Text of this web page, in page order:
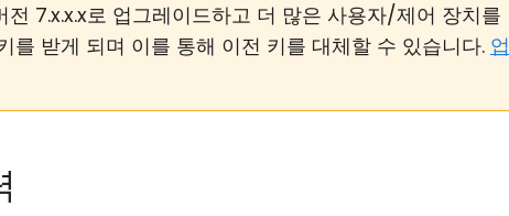
7.x.x.x로 업그레이드하고 더 많은 사용자/제어 장치를
받게 되며 이를 통해 이전 키를 대체할 수 있습니다. 업